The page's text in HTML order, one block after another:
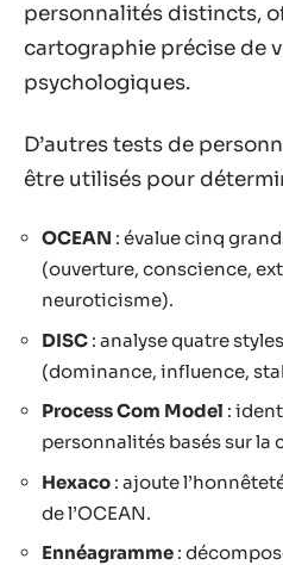
personnalités distincts,
cartographie précise de
psychologiques.
D’autres tests de
être utilisés pour
OCEAN : évalue cinq
(ouverture, conscience,
neuroticisme).
DISC : analyse quatre
(dominance, influence,
Process Com Model :
personnalités basés sur
Hexaco : ajoute
de l’OCEAN.
Ennéagramme :